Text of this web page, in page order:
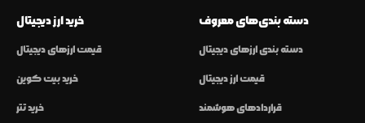
خرید ارز دیجیتال
قیمت ارزهای دیجیتال
خرید بیت کوین
خرید تتر
دسته بندی‌های معروف
دسته بندی ارزهای دیجیتال
قیمت ارز دیجیتال
قراردادهای هوشمند